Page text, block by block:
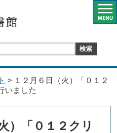
> １２月６日（火）「０１２
いました
）「０１２クリ